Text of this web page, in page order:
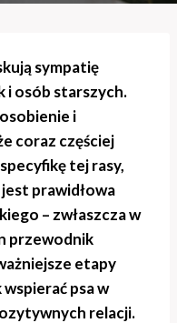
sympatię
i osób starszych.
i
coraz częściej
tej rasy,
prawidłowa
– zwłaszcza w
przewodnik
etapy
psa w
relacji.